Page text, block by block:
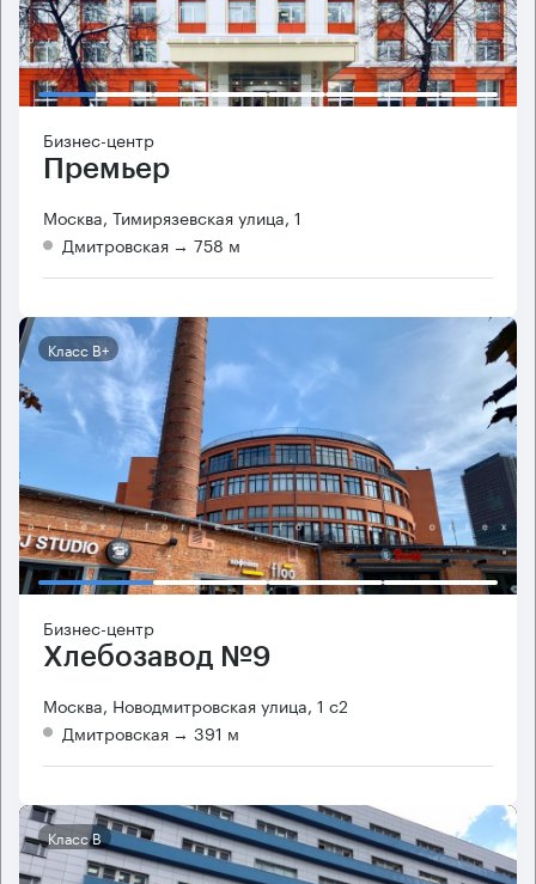
Бизнес-центр
Премьер
Москва, Тимирязевская улица, 1
Дмитровская → 758 м
Класс B+
Бизнес-центр
Хлебозавод №9
Москва, Новодмитровская улица, 1 с2
Дмитровская → 391 м
Класс B